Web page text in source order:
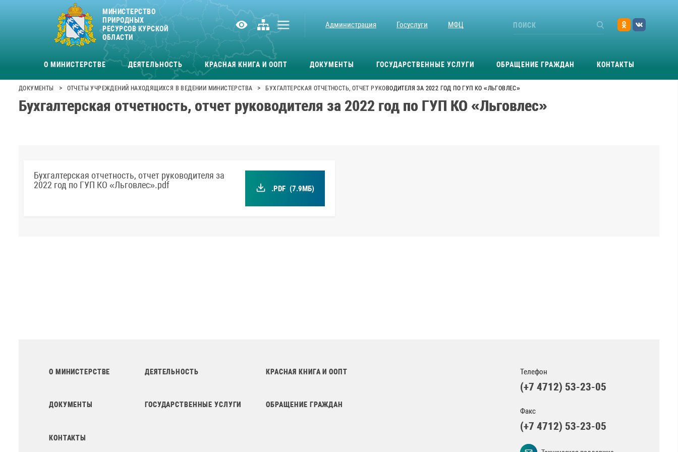
МИНИСТЕРСТВО
ПРИРОДНЫХ
РЕСУРСОВ КУРСКОЙ
ОБЛАСТИ
Администрация Госуслуги МФЦ
О МИНИСТЕРСТВЕ ДЕЯТЕЛЬНОСТЬ КРАСНАЯ КНИГА И ООПТ ДОКУМЕНТЫ ГОСУДАРСТВЕННЫЕ УСЛУГИ ОБРАЩЕНИЕ ГРАЖДАН КОНТАКТЫ
ДОКУМЕНТЫ > ОТЧЕТЫ УЧРЕЖДЕНИЙ НАХОДЯЩИХСЯ В ВЕДЕНИИ МИНИСТЕРСТВА > БУХГАЛТЕРСКАЯ ОТЧЕТНОСТЬ, ОТЧЕТ РУКОВОДИТЕЛЯ ЗА 2022 ГОД ПО ГУП КО «ЛЬГОВЛЕС»
Бухгалтерская отчетность, отчет руководителя за 2022 год по ГУП КО «Льговлес»
Бухгалтерская отчетность, отчет руководителя за
2022 год по ГУП КО «Льговлес».pdf
.PDF (7.9МБ)
О МИНИСТЕРСТВЕ ДЕЯТЕЛЬНОСТЬ КРАСНАЯ КНИГА И ООПТ
ДОКУМЕНТЫ ГОСУДАРСТВЕННЫЕ УСЛУГИ ОБРАЩЕНИЕ ГРАЖДАН
КОНТАКТЫ
Телефон
(+7 4712) 53-23-05
Факс
(+7 4712) 53-23-05